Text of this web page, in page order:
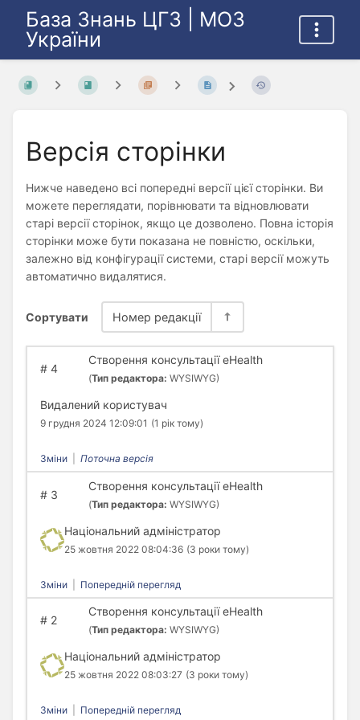
База Знань ЦГЗ | МОЗ
України
Версія сторінки
Нижче наведено всі попередні версії цієї сторінки. Ви
можете переглядати, порівнювати та відновлювати
старі версії сторінок, якщо це дозволено. Повна історія
сторінки може бути показана не повністю, оскільки,
залежно від конфігурації системи, старі версії можуть
автоматично видалятися.
Сортувати Номер редакції
#4
Створення консультації eHealth
(Тип редактора: WYSIWYG)
Видалений користувач
9 грудня 2024 12:09:01 (1 рік тому)
Зміни Поточна версія
#3
Створення консультації eHealth
(Тип редактора: WYSIWYG)
Національний адміністратор
25 жовтня 2022 08:04:36 (3 роки тому)
Зміни Попередній перегляд
#2
Створення консультації eHealth
(Тип редактора: WYSIWYG)
Національний адміністратор
25 жовтня 2022 08:03:27 (3 роки тому)
Зміни Попередній перегляд